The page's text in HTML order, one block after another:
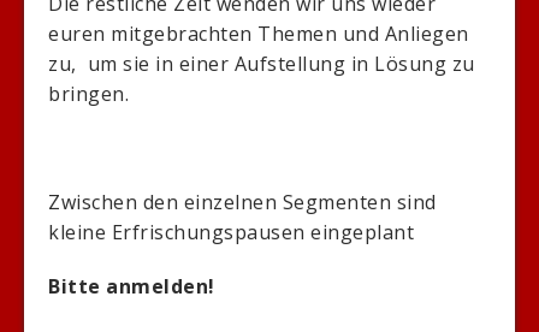
euren mitgebrachten Themen und Anliegen
zu, um sie in einer Aufstellung in Lösung zu
bringen.
Zwischen den einzelnen Segmenten sind
kleine Erfrischungspausen eingeplant
Bitte anmelden!